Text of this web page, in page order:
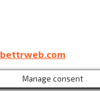
bettrweb.com
Manage consent